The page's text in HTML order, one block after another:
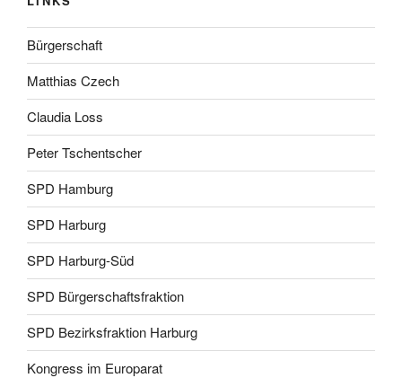
Bürgerschaft
Matthias Czech
Claudia Loss
Peter Tschentscher
SPD Hamburg
SPD Harburg
SPD Harburg-Süd
SPD Bürgerschaftsfraktion
SPD Bezirksfraktion Harburg
Kongress im Europarat